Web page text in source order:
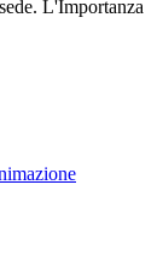
L'Importanza